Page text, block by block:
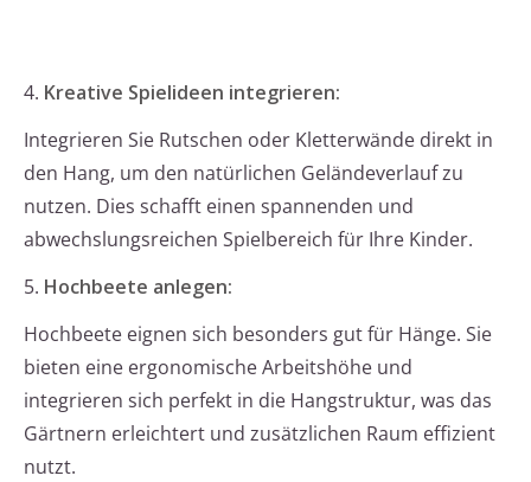
4. Kreative Spielideen integrieren:
Integrieren Sie Rutschen oder Kletterwände direkt in
den Hang, um den natürlichen Geländeverlauf zu
nutzen. Dies schafft einen spannenden und
abwechslungsreichen Spielbereich für Ihre Kinder.
5. Hochbeete anlegen:
Hochbeete eignen sich besonders gut für Hänge. Sie
bieten eine ergonomische Arbeitshöhe und
integrieren sich perfekt in die Hangstruktur, was das
Gärtnern erleichtert und zusätzlichen Raum effizient
nutzt.